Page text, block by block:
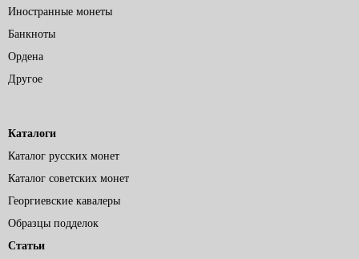
Иностранные монеты
Банкноты
Ордена
Другое
Каталоги
Каталог русских монет
Каталог советских монет
Георгиевские кавалеры
Образцы подделок
Статьи